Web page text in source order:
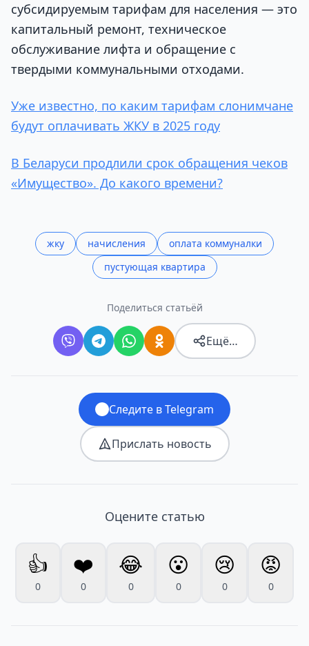
субсидируемым тарифам для населения — это
капитальный ремонт, техническое
обслуживание лифта и обращение с
твердыми коммунальными отходами.
Уже известно, по каким тарифам слонимчане
будут оплачивать ЖКУ в 2025 году
В Беларуси продлили срок обращения чеков
«Имущество». До какого времени?
жку начисления
оплата коммуналки
пустующая квартира
Поделиться статьёй
Ещё…
Следите в Telegram
Прислать новость
Оцените статью
👍
0
❤️
0
😂
0
😮
0
😢
0
😡
0